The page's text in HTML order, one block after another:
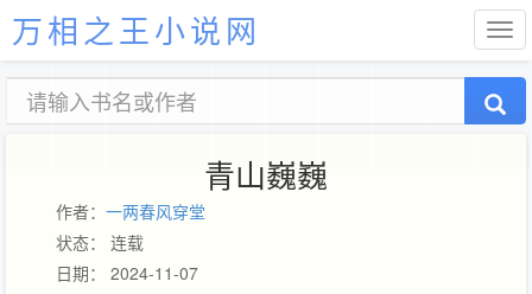
万相之王小说网
青山巍巍
作者： 一两春风穿堂
状态： 连载
日期： 2024-11-07